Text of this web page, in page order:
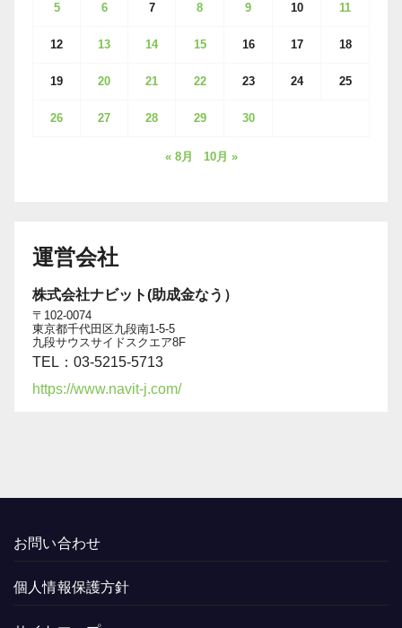
5 6 7 8 9 10 11
12 13 14 15 16 17 18
19 20 21 22 23 24 25
26 27 28 29 30
« 8月 10月 »
運営会社
株式会社ナビット(助成金なう）
〒102-0074
東京都千代田区九段南1-5-5
九段サウスサイドスクエア8F
TEL：03-5215-5713
https://www.navit-j.com/
お問い合わせ
個人情報保護方針